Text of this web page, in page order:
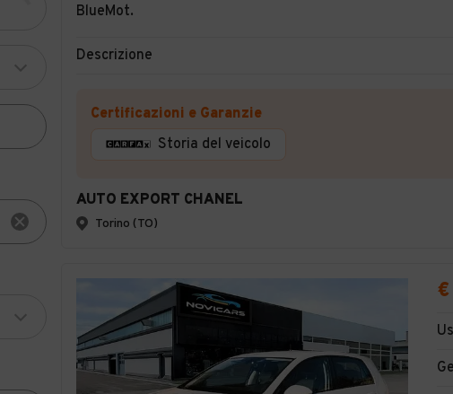
BlueMot.
Descrizione
Certificazioni e Garanzie
Storia del veicolo
AUTO EXPORT CHANEL
Torino (TO)